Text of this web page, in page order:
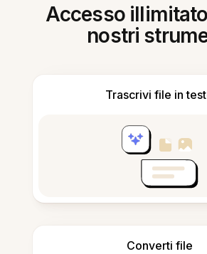
Accesso
nostri
Trascrivi file in
Converti file